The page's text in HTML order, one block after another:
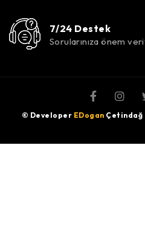
7/24 Destek
Sorularınıza önem
© Developer EDogan Çetindağ